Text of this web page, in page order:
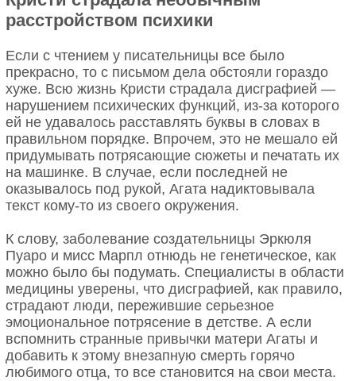
расстройством психики
Если с чтением у писательницы все было
прекрасно, то с письмом дела обстояли гораздо
хуже. Всю жизнь Кристи страдала дисграфией —
нарушением психических функций, из-за которого
ей не удавалось расставлять буквы в словах в
правильном порядке. Впрочем, это не мешало ей
придумывать потрясающие сюжеты и печатать их
на машинке. В случае, если последней не
оказывалось под рукой, Агата надиктовывала
текст кому-то из своего окружения.
К слову, заболевание создательницы Эркюля
Пуаро и мисс Марпл отнюдь не генетическое, как
можно было бы подумать. Специалисты в области
медицины уверены, что дисграфией, как правило,
страдают люди, пережившие серьезное
эмоциональное потрясение в детстве. А если
вспомнить странные привычки матери Агаты и
добавить к этому внезапную смерть горячо
любимого отца, то все становится на свои места.